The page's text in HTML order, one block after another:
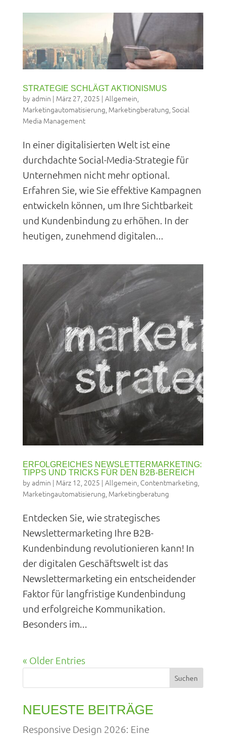
STRATEGIE SCHLÄGT AKTIONISMUS
byadmin | März 27, 2025 | Allgemein
Marketingautomatisierung Marketingberatung Social
Media Management
In einer digitalisierten Welt ist eine
durchdachte Social-Media-Strategie für
Unternehmen nicht mehr optional.
Erfahren Sie, wie Sie effektive Kampagnen
entwickeln können, um Ihre Sichtbarkeit
und Kundenbindung zu erhöhen. In der
heutigen, zunehmend digitalen...
ERFOLGREICHES NEWSLETTERMARKETING:
TIPPS UND TRICKS FÜR DEN B2B-BEREICH
byadmin | März 12, 2025 | Allgemein, Contentmarketing,
Marketingautomatisierung, Marketingberatung
Entdecken Sie, wie strategisches
Newslettermarketing Ihre B2B-
Kundenbindung revolutionieren kann! In
der digitalen Geschäftswelt ist das
Newslettermarketing ein entscheidender
Faktor für langfristige Kundenbindung
und erfolgreiche Kommunikation.
Besonders im...
« Older Entries
Suchen
NEUESTE BEITRÄGE
Responsive Design 2026: Eine